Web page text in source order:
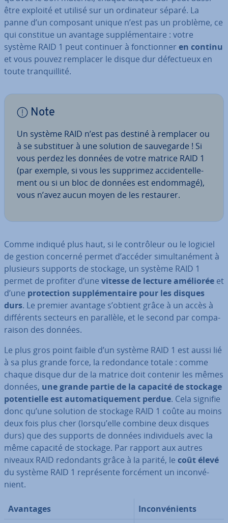
être exploité et utilisé sur un or­di­na­teur séparé. La
panne d’un composant unique n’est pas un problème, ce
qui constitue un avantage sup­plé­men­taire : votre
système RAID 1 peut continuer à fonc­tion­ner en continu
et vous pouvez remplacer le disque dur dé­fec­tueux en
toute tran­quil­lité.
Note
Un système RAID n’est pas destiné à remplacer ou
à se subs­ti­tuer à une solution de sau­ve­garde ! Si
vous perdez les données de votre matrice RAID 1
(par exemple, si vous les supprimez ac­ci­den­tel­le­
ment ou si un bloc de données est endommagé),
vous n’avez aucun moyen de les restaurer.
Comme indiqué plus haut, si le con­trô­leur ou le logiciel
de gestion concerné permet d’accéder si­mul­ta­né­ment à
plusieurs supports de stockage, un système RAID 1
permet de profiter d’une vitesse de lecture améliorée et
d’une pro­tec­tion sup­plé­men­taire pour les disques
durs. Le premier avantage s’obtient grâce à un accès à
dif­fé­rents secteurs en parallèle, et le second par com­pa­
rai­son des données.
Le plus gros point faible d’un système RAID 1 est aussi lié
à sa plus grande force, la re­don­dance totale : comme
chaque disque dur de la matrice doit contenir les mêmes
données, une grande partie de la capacité de stockage
po­ten­tielle est au­to­ma­ti­que­ment perdue. Cela signifie
donc qu’une solution de stockage RAID 1 coûte au moins
deux fois plus cher (lorsqu’elle combine deux disques
durs) que des supports de données in­di­vi­duels avec la
même capacité de stockage. Par rapport aux autres
niveaux RAID re­don­dants grâce à la parité, le coût élevé
du système RAID 1 re­pré­sente forcément un in­con­vé­
nient.
Avantages
In­con­vé­nients